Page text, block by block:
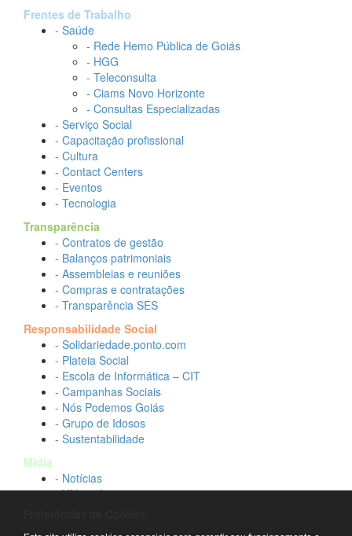
Frentes de Trabalho
- Saúde
- Rede Hemo Pública de Goiás
- HGG
- Teleconsulta
- Ciams Novo Horizonte
- Consultas Especializadas
- Serviço Social
- Capacitação profissional
- Cultura
- Contact Centers
- Eventos
- Tecnologia
Transparência
- Contratos de gestão
- Balanços patrimoniais
- Assembleias e reuniões
- Compras e contratações
- Transparência SES
Responsabilidade Social
- Solidariedade.ponto.com
- Plateia Social
- Escola de Informática – CIT
- Campanhas Sociais
- Nós Podemos Goiás
- Grupo de Idosos
- Sustentabilidade
Mídia
- Notícias
- Vídeos Institucionais